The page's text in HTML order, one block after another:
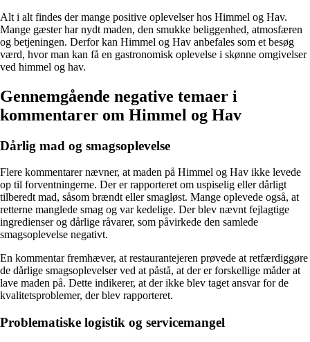
Alt i alt findes der mange positive oplevelser hos Himmel og Hav.
Mange gæster har nydt maden, den smukke beliggenhed, atmosfæren
og betjeningen. Derfor kan Himmel og Hav anbefales som et besøg
værd, hvor man kan få en gastronomisk oplevelse i skønne omgivelser
ved himmel og hav.
Gennemgående negative temaer i
kommentarer om Himmel og Hav
Dårlig mad og smagsoplevelse
Flere kommentarer nævner, at maden på Himmel og Hav ikke levede
op til forventningerne. Der er rapporteret om uspiselig eller dårligt
tilberedt mad, såsom brændt eller smagløst. Mange oplevede også, at
retterne manglede smag og var kedelige. Der blev nævnt fejlagtige
ingredienser og dårlige råvarer, som påvirkede den samlede
smagsoplevelse negativt.
En kommentar fremhæver, at restaurantejeren prøvede at retfærdiggøre
de dårlige smagsoplevelser ved at påstå, at der er forskellige måder at
lave maden på. Dette indikerer, at der ikke blev taget ansvar for de
kvalitetsproblemer, der blev rapporteret.
Problematiske logistik og servicemangel